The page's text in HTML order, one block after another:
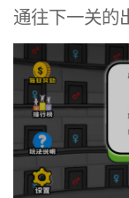
通往下一关的